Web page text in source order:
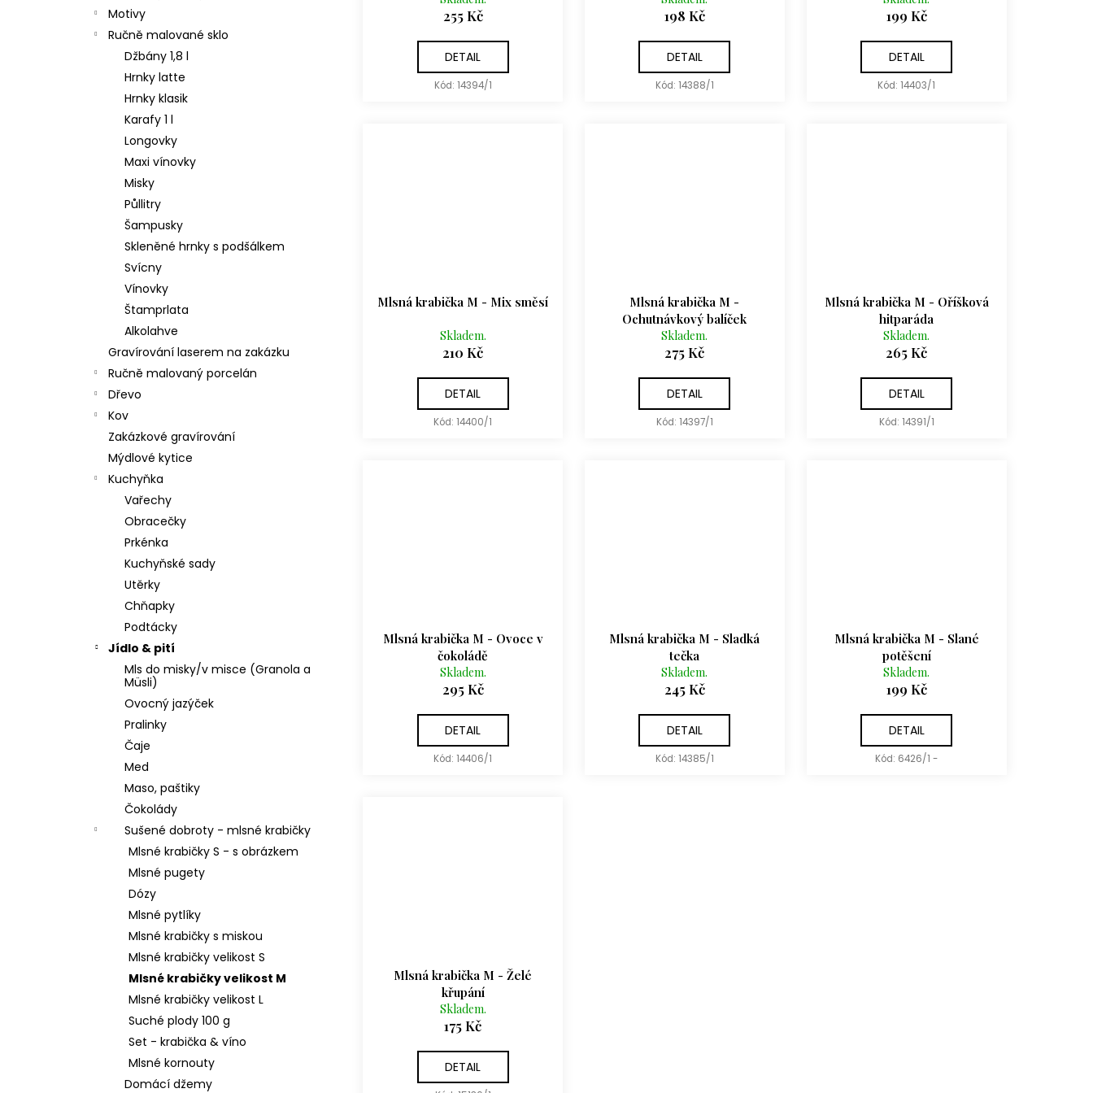
Motivy
Ručně malované sklo
Džbány 1,8 l
Hrnky latte
Hrnky klasik
Karafy 1 l
Longovky
Maxi vínovky
Misky
Půllitry
Šampusky
Skleněné hrnky s podšálkem
Svícny
Vínovky
Štamprlata
Alkolahve
Gravírování laserem na zakázku
Ručně malovaný porcelán
Dřevo
Kov
Zakázkové gravírování
Mýdlové kytice
Kuchyňka
Vařechy
Obracečky
Prkénka
Kuchyňské sady
Utěrky
Chňapky
Podtácky
Jídlo & pití
Mls do misky/v misce (Granola a
Müsli)
Ovocný jazýček
Pralinky
Čaje
Med
Maso, paštiky
Čokolády
Sušené dobroty - mlsné krabičky
Mlsné krabičky S - s obrázkem
Mlsné pugety
Dózy
Mlsné pytlíky
Mlsné krabičky s miskou
Mlsné krabičky velikost S
Mlsné krabičky velikost M
Mlsné krabičky velikost L
Suché plody 100 g
Set - krabička & víno
Mlsné kornouty
Domácí džemy
255 Kč
DETAIL
Kód: 14394/1
198 Kč
DETAIL
Kód: 14388/1
199 Kč
DETAIL
Kód:14403/1
Mlsná krabička M - Mix směsí
Skladem.
210 Kč
DETAIL
Kód:14400/1
Mlsná krabička M -
Ochutnávkový balíček
Skladem.
275 Kč
DETAIL
Kód: 14397/1
Mlsná krabička M - Oříšková
hitparáda
Skladem.
265 Kč
DETAIL
Kód: 14391/1
Mlsná krabička M - Ovoce v
čokoládě
Skladem.
295 Kč
DETAIL
Kód:14406/1
Mlsná krabička M - Sladká
tečka
Skladem.
245 Kč
DETAIL
Kód: 14385/1
Mlsná krabička M - Slané
potěšení
Skladem.
199 Kč
DETAIL
Kód: 6426/1 -
Mlsná krabička M - Želé
křupání
Skladem.
175 Kč
DETAIL